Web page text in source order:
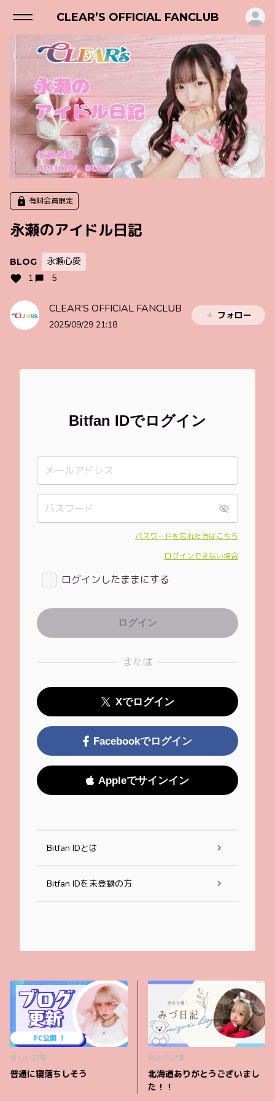
CLEAR’S OFFICIAL FANCLUB
有料会員限定
永瀬のアイドル日記
BLOG
永瀬心愛
1
5
CLEAR’S OFFICIAL FANCLUB
2025/09/29 21:18
フォロー
Bitfan IDでログイン
パスワードを忘れた方はこちら
ログインできない場合
ログインしたままにする
または
Xでログイン
Facebookでログイン
Appleでサインイン
Bitfan IDとは
Bitfan IDを未登録の方
新しい記事
普通に寝落ちしそう
過去の記事
北海道ありがとうございまし
た！！